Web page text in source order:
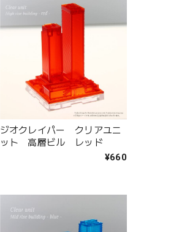
ジオクレイパー クリアユニ
ット 高層ビル レッド
¥660